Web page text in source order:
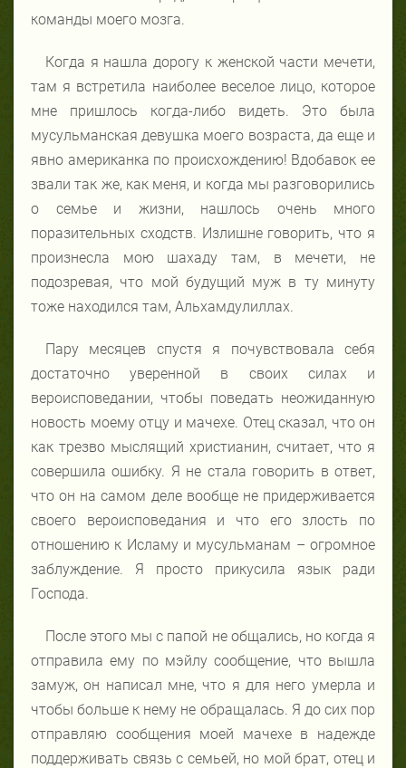
команды моего мозга.
Когда я нашла дорогу к женской части мечети,
там я встретила наиболее веселое лицо, которое
мне пришлось когда-либо видеть. Это была
мусульманская девушка моего возраста, да еще и
явно американка по происхождению! Вдобавок ее
звали так же, как меня, и когда мы разговорились
о семье и жизни, нашлось очень много
поразительных сходств. Излишне говорить, что я
произнесла мою шахаду там, в мечети, не
подозревая, что мой будущий муж в ту минуту
тоже находился там, Альхамдулиллах.
Пару месяцев спустя я почувствовала себя
достаточно уверенной в своих силах и
вероисповедании, чтобы поведать неожиданную
новость моему отцу и мачехе. Отец сказал, что он
как трезво мыслящий христианин, считает, что я
совершила ошибку. Я не стала говорить в ответ,
что он на самом деле вообще не придерживается
своего вероисповедания и что его злость по
отношению к Исламу и мусульманам – огромное
заблуждение. Я просто прикусила язык ради
Господа.
После этого мы с папой не общались, но когда я
отправила ему по мэйлу сообщение, что вышла
замуж, он написал мне, что я для него умерла и
чтобы больше к нему не обращалась. Я до сих пор
отправляю сообщения моей мачехе в надежде
поддерживать связь с семьей, но мой брат, отец и